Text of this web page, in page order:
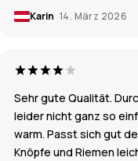
Karin 14. März 2026
Sehr gute Qualität.
leider nicht ganz so
warm. Passt sich gut
Knöpfe und Riemen